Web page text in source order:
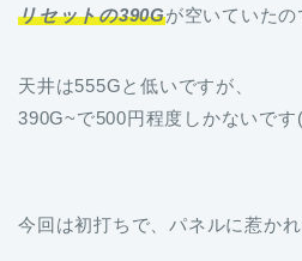
リセットの390Gが空いていたの
天井は555Gと低いですが、
390G~で500円程度しかないです
今回は初打ちで、パネルに惹かれ